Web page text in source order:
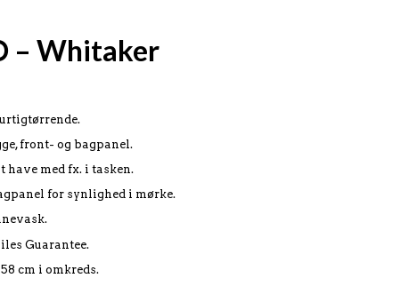
– Whitaker
front- og bagpanel.
have med fx. i tasken.
for synlighed i mørke.
Guarantee.
cm i omkreds.